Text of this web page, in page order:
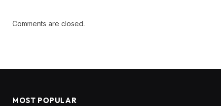
Comments are closed.
MOST POPULAR